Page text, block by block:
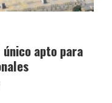
apto para